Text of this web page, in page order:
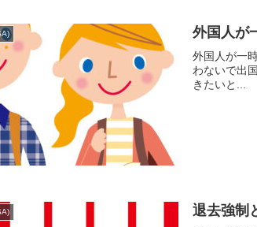
外国人が
外国人が一
わないで出
きたいと...
退去強制